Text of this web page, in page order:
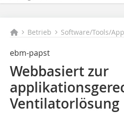
Betrieb Software/Tools/
ebm-papst
Webbasiert zur
Ventilatorlösung